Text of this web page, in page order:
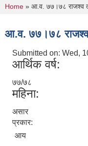
You are here
Home » आ.व. ७७।७८ राजश्व
आ.व. ७७।७८ राजश्व
Submitted on: Wed,
आर्थिक वर्ष:
७७/७८
महिना:
असार
प्रकार:
आय